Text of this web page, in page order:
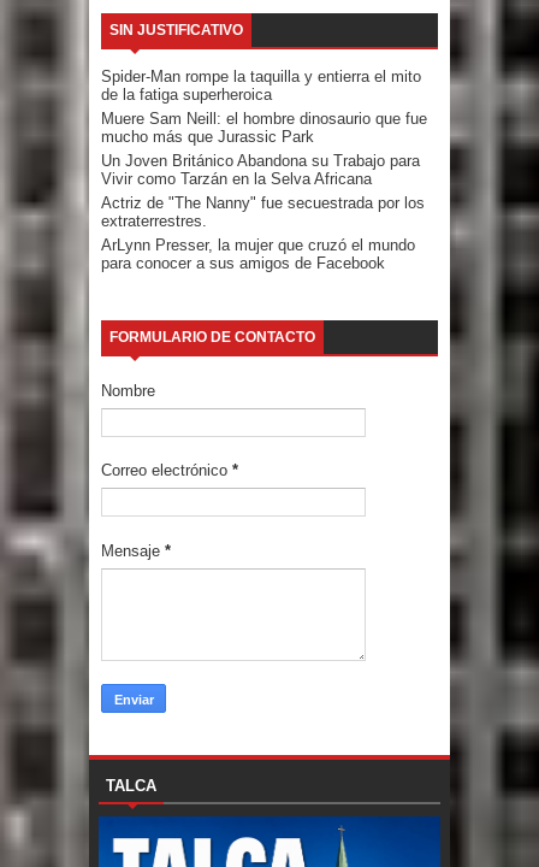
SIN JUSTIFICATIVO
Spider-Man rompe la taquilla y entierra el mito
de la fatiga superheroica
Muere Sam Neill: el hombre dinosaurio que fue
mucho más que Jurassic Park
Un Joven Británico Abandona su Trabajo para
Vivir como Tarzán en la Selva Africana
Actriz de "The Nanny" fue secuestrada por los
extraterrestres.
ArLynn Presser, la mujer que cruzó el mundo
para conocer a sus amigos de Facebook
FORMULARIO DE CONTACTO
Nombre
Correo electrónico *
Mensaje *
TALCA